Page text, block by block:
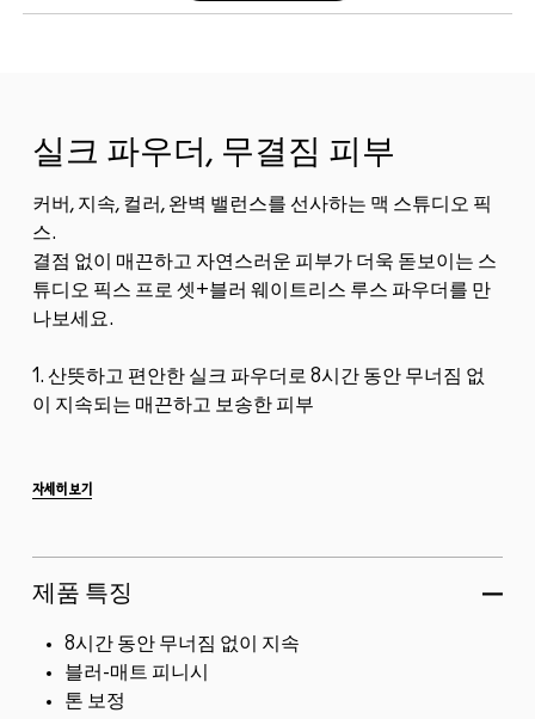
실크 파우더, 무결짐 피부
커버, 지속, 컬러, 완벽 밸런스를 선사하는 맥 스튜디오 픽
스.
결점 없이 매끈하고 자연스러운 피부가 더욱 돋보이는 스
튜디오 픽스 프로 셋+블러 웨이트리스 루스 파우더를 만
나보세요.
1. 산뜻하고 편안한 실크 파우더로 8시간 동안 무너짐 없
이 지속되는 매끈하고 보송한 피부
러한 듯 깨끗한 무결점 피부를 선사하는 입체적인 블러-
자세히 보기
제품 특징
8시간 동안 무너짐 없이 지속
블러-매트 피니시
톤 보정